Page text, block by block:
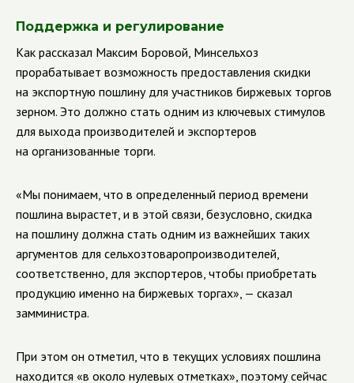
Поддержка и регулирование
Как рассказал Максим Боровой, Минсельхоз
прорабатывает возможность предоставления скидки
на экспортную пошлину для участников биржевых торгов
зерном. Это должно стать одним из ключевых стимулов
для выхода производителей и экспортеров
на организованные торги.
«Мы понимаем, что в определенный период времени
пошлина вырастет, и в этой связи, безусловно, скидка
на пошлину должна стать одним из важнейших таких
аргументов для сельхозтоваропроизводителей,
соответственно, для экспортеров, чтобы приобретать
продукцию именно на биржевых торгах», — сказал
замминистра.
При этом он отметил, что в текущих условиях пошлина
находится «в около нулевых отметках», поэтому сейчас